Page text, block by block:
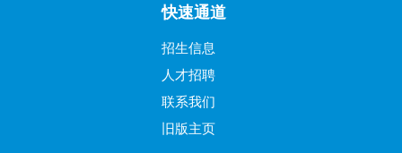
快速通道
招生信息
人才招聘
联系我们
旧版主页